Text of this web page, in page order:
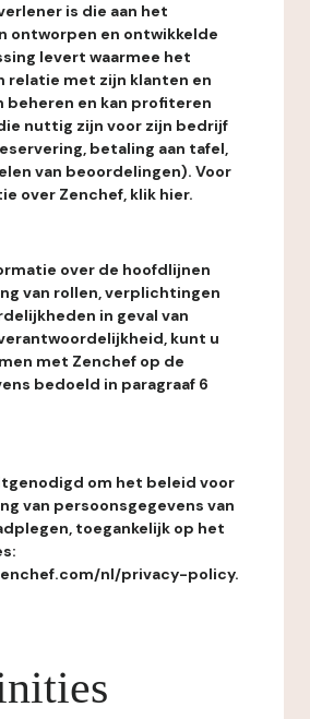
is die aan het
ontworpen en ontwikkelde
levert waarmee het
relatie met zijn klanten en
beheren en kan profiteren
nuttig zijn voor zijn bedrijf
betaling aan tafel,
van beoordelingen). Voor
over Zenchef, klik hier.
over de hoofdlijnen
van rollen, verplichtingen
in geval van
kunt u
met Zenchef op de
bedoeld in paragraaf 6
om het beleid voor
van persoonsgegevens van
toegankelijk op het
nl/privacy-policy.